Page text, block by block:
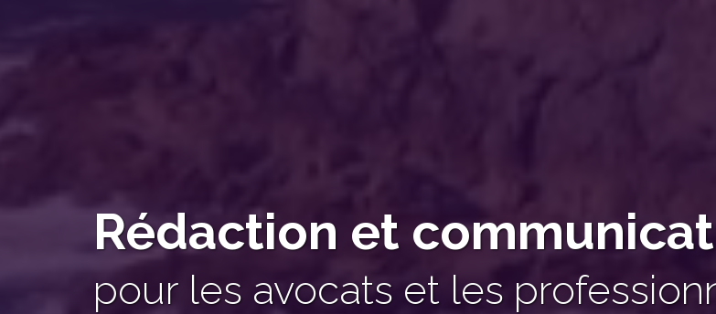
Rédaction et
pour les avocats et les